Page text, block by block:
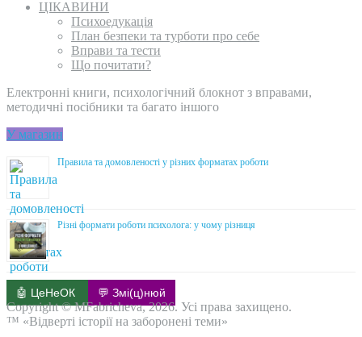
ЦІКАВИНИ
Психоедукація
План безпеки та турботи про себе
Вправи та тести
Що почитати?
Електронні книги, психологічний блокнот з вправами,
методичні посібники та багато іншого
У магазин
Правила та домовленості у різних форматах роботи
Різні формати роботи психолога: у чому різниця
🤖 ЦеНеОК 💬 Змі(ц)нюй
Copyright © MFabricheva, 2026. Усі права захищено.
™ «Відверті історії на заборонені теми»